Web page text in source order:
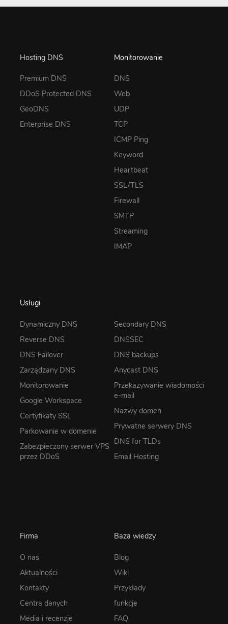
Hosting DNS
Premium DNS
DDoS Protected DNS
GeoDNS
Enterprise DNS
Monitorowanie
DNS
Web
UDP
TCP
ICMP Ping
Keyword
Heartbeat
SSL/TLS
Firewall
SMTP
Streaming
IMAP
Usługi
Dynamiczny DNS
Reverse DNS
DNS Failover
Zarządzany DNS
Monitorowanie
Google Workspace
Certyfikaty SSL
Parkowanie w domenie
Zabezpieczony serwer VPS
przez DDoS
Secondary DNS
DNSSEC
DNS backups
Anycast DNS
Przekazywanie wiadomości
e-mail
Nazwy domen
Prywatne serwery DNS
DNS for TLDs
Email Hosting
Firma
O nas
Aktualności
Kontakty
Centra danych
Media i recenzje
Baza wiedzy
Blog
Wiki
Przykłady
funkcje
FAQ